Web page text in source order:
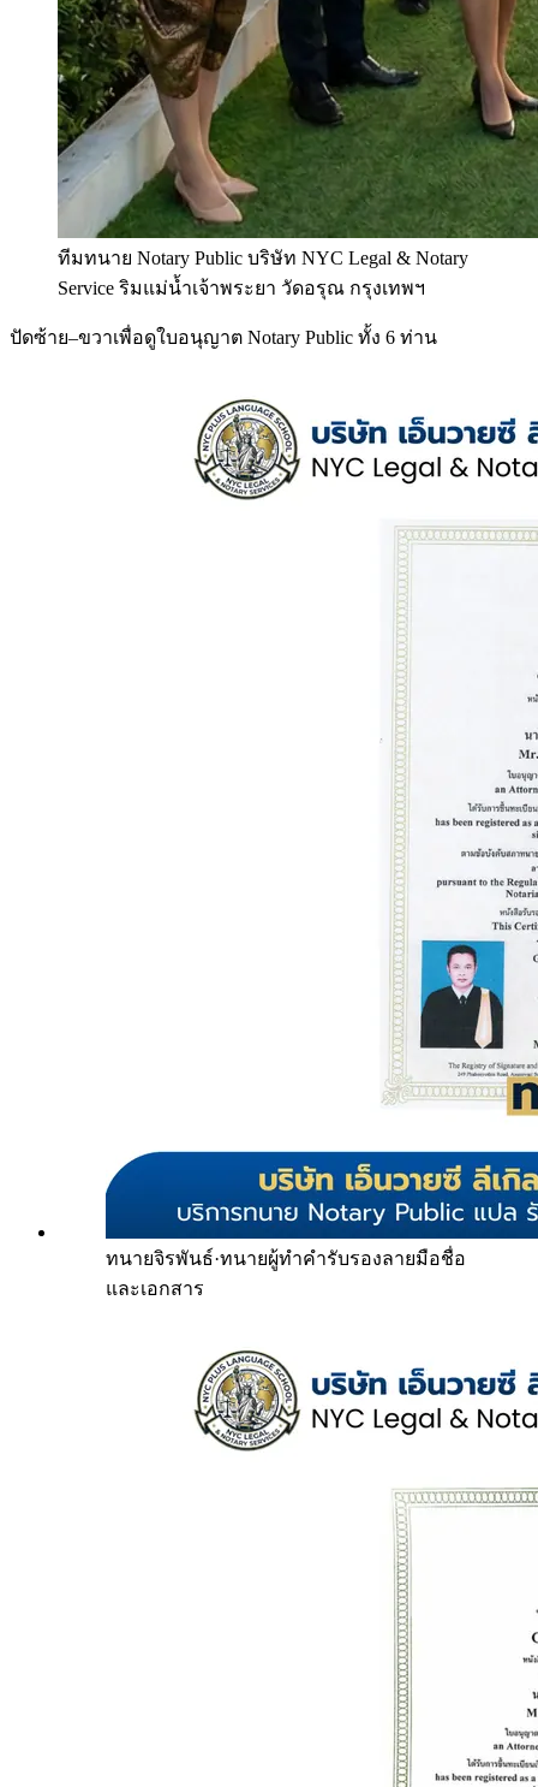
ทีมทนาย Notary Public บริษัท NYC Legal & Notary
Service ริมแม่น้ำเจ้าพระยา วัดอรุณ กรุงเทพฯ
ปัดซ้าย–ขวาเพื่อดูใบอนุญาต Notary Public ทั้ง 6 ท่าน
ทนายจิรพันธ์·ทนายผู้ทำคำรับรองลายมือชื่อ
และเอกสาร